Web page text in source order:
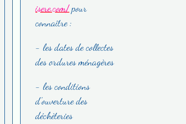
isere.com/pour
connaître :
- les dates de collectes
des ordures ménagères
- les conditions
d'ouverture des
déchèteries